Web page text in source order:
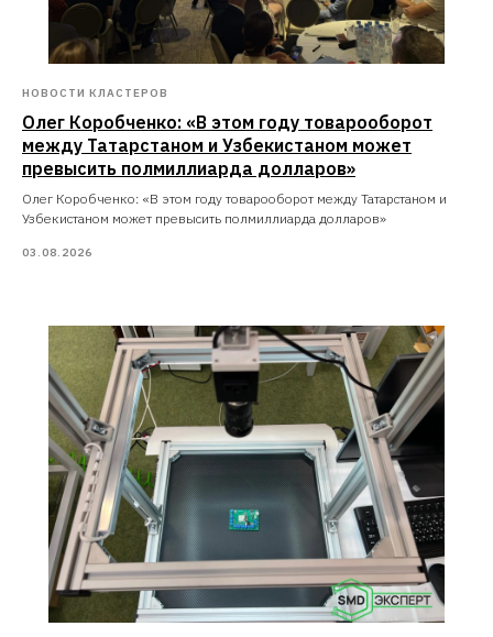
НОВОСТИ КЛАСТЕРОВ
Олег Коробченко: «В этом году товарооборот
между Татарстаном и Узбекистаном может
превысить полмиллиарда долларов»
Олег Коробченко: «В этом году товарооборот между Татарстаном и
Узбекистаном может превысить полмиллиарда долларов»
03.08.2026